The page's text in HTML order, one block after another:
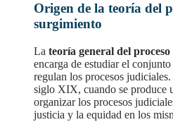
Origen de la teoría del
surgimiento
La teoría general del proceso
encarga de estudiar el
regulan los procesos
siglo XIX, cuando se produce
organizar los procesos
justicia y la equidad en los